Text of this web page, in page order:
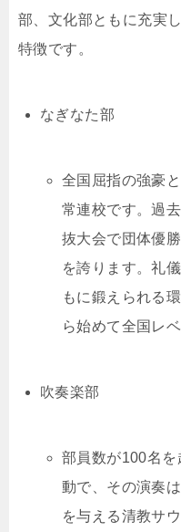
部、文化部ともに充実
特徴です。
なぎなた部
全国屈指の強豪
常連校です。過
抜大会で団体優
を誇ります。礼
もに鍛えられる
ら始めて全国レ
吹奏楽部
部員数が100名
動で、その演奏
を与える清教サ